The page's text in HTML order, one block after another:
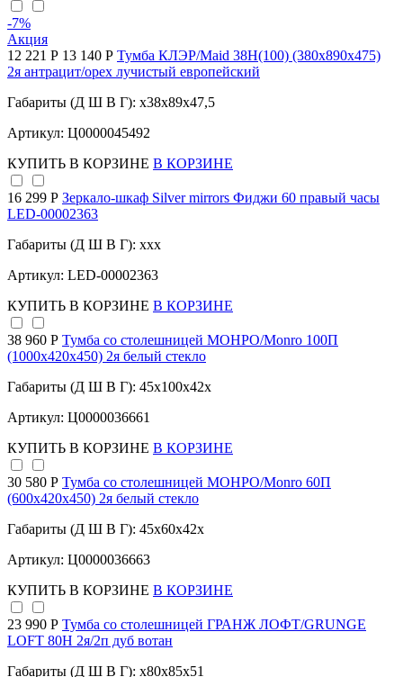
-7%
Акция
12 221 Р 13 140 Р Тумба КЛЭР/Maid 38Н(100) (380х890х475)
2я антрацит/орех лучистый европейский
Габариты (Д Ш В Г): x38x89x47,5
Артикул: Ц0000045492
КУПИТЬ В КОРЗИНЕ В КОРЗИНЕ
16 299 Р Зеркало-шкаф Silver mirrors Фиджи 60 правый часы
LED-00002363
Габариты (Д Ш В Г): xxx
Артикул: LED-00002363
КУПИТЬ В КОРЗИНЕ В КОРЗИНЕ
38 960 Р Тумба со столешницей МОНРО/Monro 100П
(1000х420х450) 2я белый стекло
Габариты (Д Ш В Г): 45x100x42x
Артикул: Ц0000036661
КУПИТЬ В КОРЗИНЕ В КОРЗИНЕ
30 580 Р Тумба со столешницей МОНРО/Monro 60П
(600х420х450) 2я белый стекло
Габариты (Д Ш В Г): 45x60x42x
Артикул: Ц0000036663
КУПИТЬ В КОРЗИНЕ В КОРЗИНЕ
23 990 Р Тумба со столешницей ГРАНЖ ЛОФТ/GRUNGE
LOFT 80Н 2я/2п дуб вотан
Габариты (Д Ш В Г): x80x85x51